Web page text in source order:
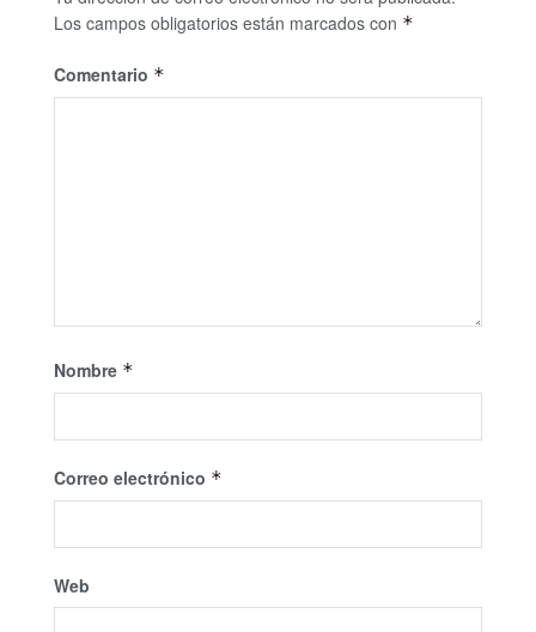
Los campos obligatorios están marcados con *
Comentario *
Nombre *
Correo electrónico *
Web